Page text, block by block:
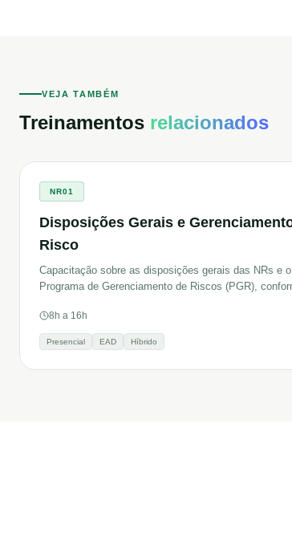
VEJA TAMBÉM
Treinamentos relacionados
NR01
Disposições Gerais e
Risco
Capacitação sobre as disposições gerais das NRs e o
Programa de Gerenciamento de Riscos (PGR),
8h a 16h
Presencial EAD Híbrido